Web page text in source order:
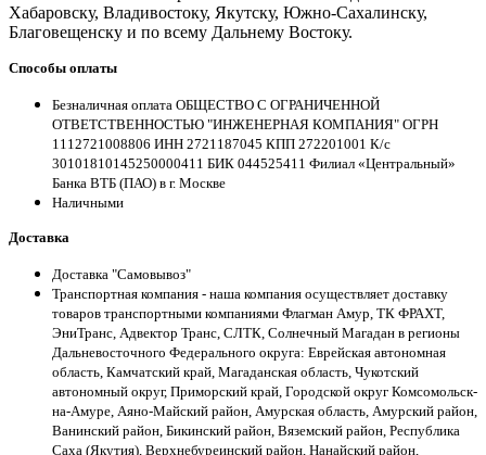
Хабаровску, Владивостоку, Якутску, Южно-Сахалинску,
Благовещенску и по всему Дальнему Востоку.
Способы оплаты
Безналичная оплата ОБЩЕСТВО С ОГРАНИЧЕННОЙ
ОТВЕТСТВЕННОСТЬЮ "ИНЖЕНЕРНАЯ КОМПАНИЯ" ОГРН
1112721008806 ИНН 2721187045 КПП 272201001 К/с
30101810145250000411 БИК 044525411 Филиал «Центральный»
Банка ВТБ (ПАО) в г. Москве
Наличными
Доставка
Доставка "Самовывоз"
Транспортная компания - наша компания осуществляет доставку
товаров транспортными компаниями Флагман Амур, ТК ФРАХТ,
ЭниТранс, Адвектор Транс, СЛТК, Солнечный Магадан в регионы
Дальневосточного Федерального округа: Еврейская автономная
область, Камчатский край, Магаданская область, Чукотский
автономный округ, Приморский край, Городской округ Комсомольск-
на-Амуре, Аяно-Майский район, Амурская область, Амурский район,
Ванинский район, Бикинский район, Вяземский район, Республика
Саха (Якутия), Верхнебуреинский район, Нанайский район,